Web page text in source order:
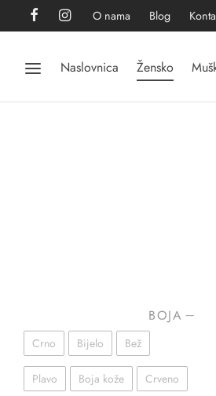
O nama Blog
Naslovnica Žensko
BOJA
Crno Bijelo Bež
Plavo Boja kože Crveno